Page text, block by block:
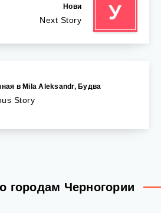
У
Нови
Next Story
в Mila Aleksandr, Будва
Story
городам Черногории